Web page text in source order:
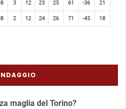
3 12 23 25 61 -36 21
2 12 24 26 71 -45 18
maglia del Torino?